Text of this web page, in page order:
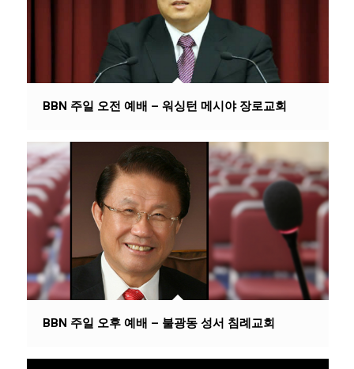
BBN 주일 오전 예배 – 워싱턴 메시야 장로교회
BBN 주일 오후 예배 – 불광동 성서 침례교회